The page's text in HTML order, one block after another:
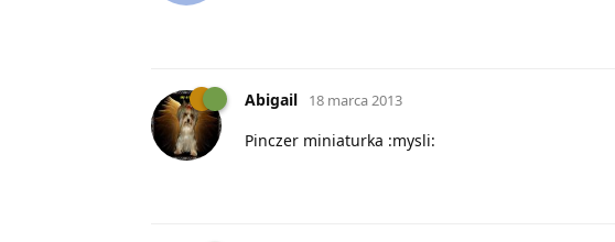
Abigail 18 marca 2013
Pinczer miniaturka :mysli: